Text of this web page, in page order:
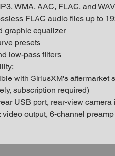
WMA, AAC, FLAC, and
FLAC audio files up to
graphic equalizer
presets
low-pass filters
with SiriusXM's aftermarket
subscription required)
USB port, rear-view
video output, 6-channel